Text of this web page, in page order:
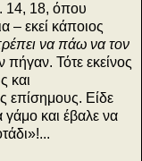
14, 18, όπου
– εκεί κάποιος
να πάω να τον
πήγαν. Τότε εκείνος
και
επίσημους. Είδε
και έβαλε να